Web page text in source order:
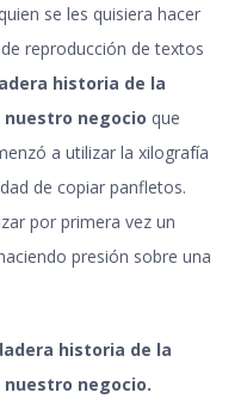
se les quisiera hacer
reproducción de textos
historia de la
negocio que
a utilizar la xilografía
de copiar panfletos.
por primera vez un
presión sobre una
historia de la
negocio.